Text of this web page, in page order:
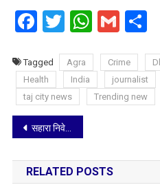
Facebook
Twitter
Tagged Agra Crime
Health
India journalist
taj city news
Trending new
Post
navigation
सहारा निवेशकों के लिए बड़ी खुस खबरी, पांच लाख रुपये तक का करें क्लेम
RELATED POSTS